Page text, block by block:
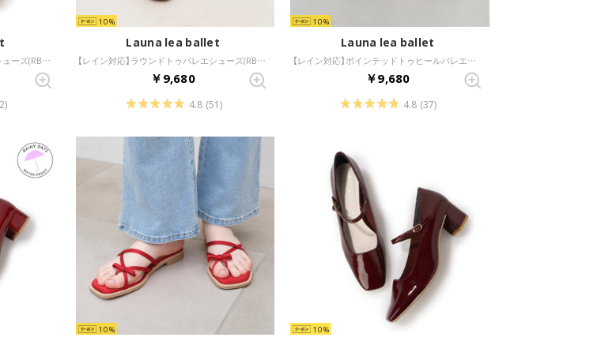
【レイン対応】ラウンドトゥバレエシューズ(RB1401A) （ワインE）
10
Launa lea ballet
【レイン対応】ラウンドトゥバレエシューズ(RB1001A) （レッド）
￥9,680
4.8 (51)
10
Launa lea ballet
【レイン対応】ポインテッドトゥヒールバレエシューズ(RB9401A) （ワインE）
￥9,680
4.8 (37)
10 10